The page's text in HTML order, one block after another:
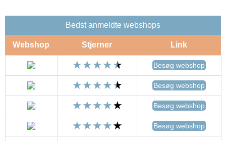
Bedst anmeldte webshops
Webshop Stjerner Link
Besøg webshop
Besøg webshop
Besøg webshop
Besøg webshop